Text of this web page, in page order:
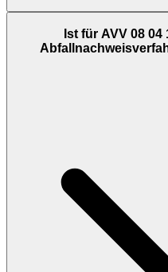
Ist für AVV 08